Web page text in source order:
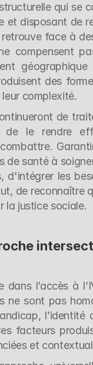
qui se
et disposant de
face à
compensent
des
complexité.
de
le rendre
santé à
d'intégrer les
de reconnaître
la justice sociale.
l’accès à
ne sont pas
facteurs
et